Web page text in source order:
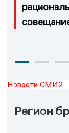
Новости СМИ2
Регион